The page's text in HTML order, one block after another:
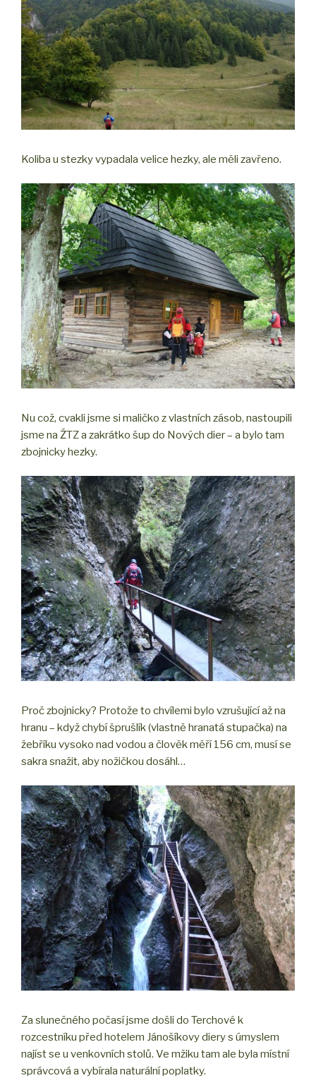
Koliba u stezky vypadala velice hezky, ale měli zavřeno.
Nu což, cvakli jsme si maličko z vlastních zásob, nastoupili
jsme na ŽTZ a zakrátko šup do Nových dier – a bylo tam
zbojnicky hezky.
Proč zbojnicky? Protože to chvílemi bylo vzrušující až na
hranu – když chybí šprušlík (vlastně hranatá stupačka) na
žebříku vysoko nad vodou a člověk měří 156 cm, musí se
sakra snažit, aby nožičkou dosáhl…
Za slunečného počasí jsme došli do Terchové k
rozcestníku před hotelem Jánošíkovy diery s úmyslem
najíst se u venkovních stolů. Ve mžiku tam ale byla místní
správcová a vybírala naturální poplatky.